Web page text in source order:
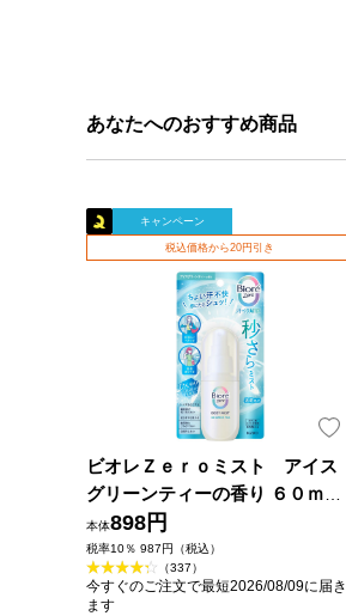
あなたへのおすすめ商品
キャンペーン
税込価格から20円引き
ビオレＺｅｒｏミスト アイス
グリーンティーの香り ６０ｍＬ
花王
本体898円
税率10％ 987円（税込）
（337）
今すぐのご注文で最短2026/08/09に届き
ます